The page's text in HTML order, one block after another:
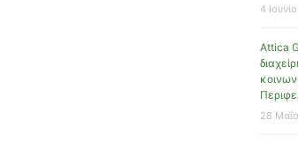
4
Attica
28